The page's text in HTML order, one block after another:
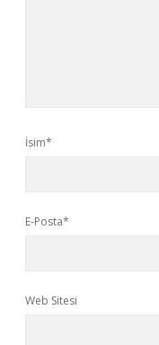
İsim*
E-Posta*
Web Sitesi